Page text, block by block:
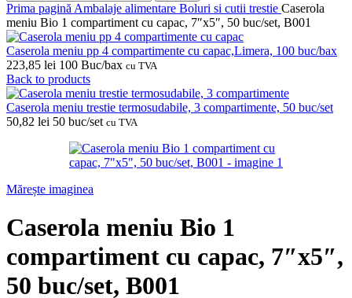
Prima pagină Ambalaje alimentare Boluri si cutii trestie Caserola
meniu Bio 1 compartiment cu capac, 7″x5″, 50 buc/set, B001
Caserola meniu pp 4 compartimente cu capac,Limera, 100 buc/bax
223,85 lei 100 Buc/bax cu TVA
Back to products
Caserola meniu trestie termosudabile, 3 compartimente, 50 buc/set
50,82 lei 50 buc/set cu TVA
Mărește imaginea
Caserola meniu Bio 1
compartiment cu capac, 7″x5″,
50 buc/set, B001